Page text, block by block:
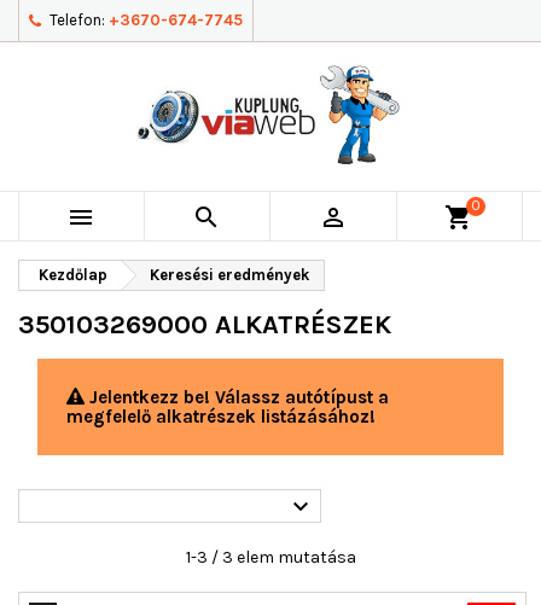
Telefon: +3670-674-7745
   shopping_cart0
Kezdőlap Keresési eredmények
350103269000 ALKATRÉSZEK
Jelentkezz be! Válassz autótípust a
megfelelő alkatrészek listázásához!

1-3 / 3 elem mutatása